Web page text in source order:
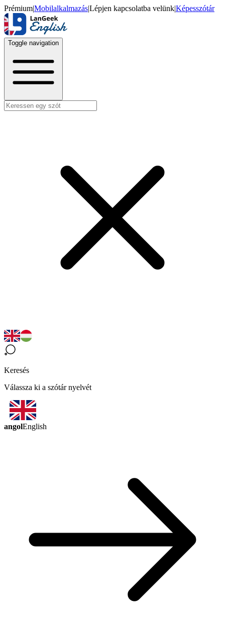
Prémium|Mobilalkalmazás|Lépjen kapcsolatba velünk|Képesszótár
Toggle navigation
Keresés
Válassza ki a szótár nyelvét
angolEnglish